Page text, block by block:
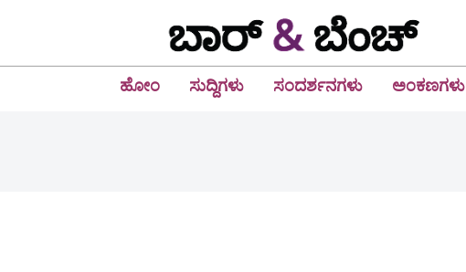
ಹೋಂ ಸುದ್ದಿಗಳು ಸಂದರ್ಶನಗಳು ಅಂಕಣಗಳು